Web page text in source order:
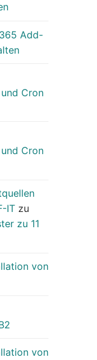
Add-
Cron
Cron
IT zu
zu 11
von
von